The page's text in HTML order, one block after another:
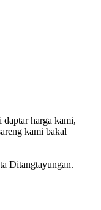
daptar harga kami,
kami bakal
Ditangtayungan.